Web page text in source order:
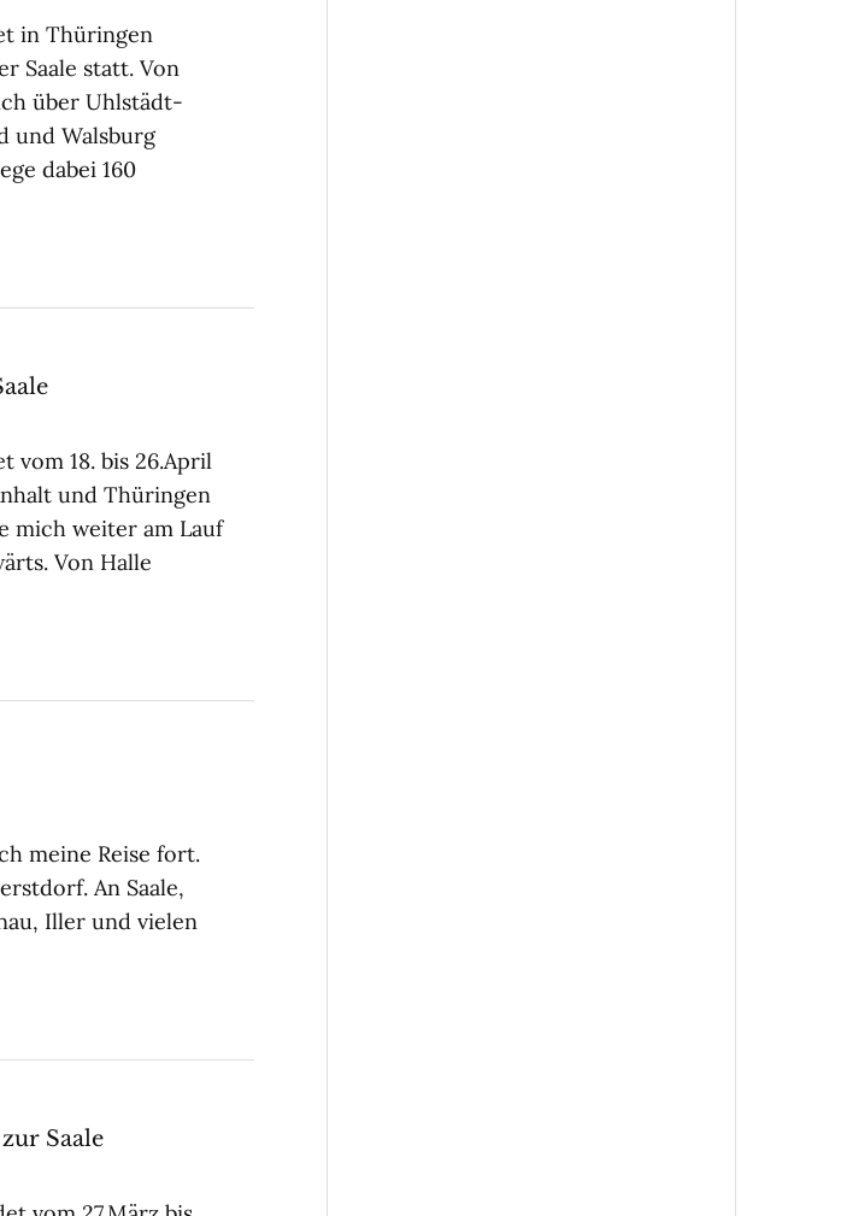
in Thüringen
Saale statt. Von
über Uhlstädt-
und Walsburg
dabei 160
vom 18. bis 26.April
und Thüringen
mich weiter am Lauf
Von Halle
meine Reise fort.
An Saale,
Iller und vielen
Saale